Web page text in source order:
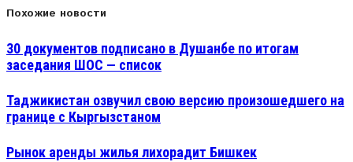
Похожие новости
30 документов подписано в Душанбе по итогам
заседания ШОС — список
Таджикистан озвучил свою версию произошедшего на
границе с Кыргызстаном
Рынок аренды жилья лихорадит Бишкек